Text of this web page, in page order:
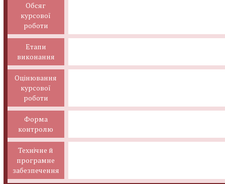
Обсяг
курсової
роботи
Етапи
виконання
Оцінювання
курсової
роботи
Форма
контролю
Технічне й
програмне
забезпечення